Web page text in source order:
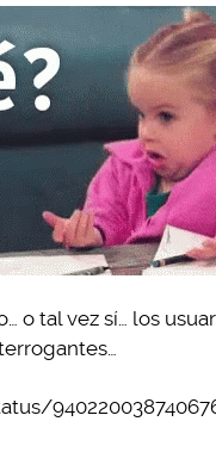
o tal vez sí… los